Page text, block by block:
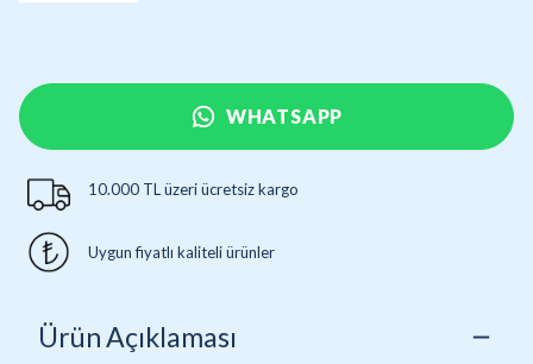
WHATSAPP
10.000 TL üzeri ücretsiz kargo
Uygun fiyatlı kaliteli ürünler
Ürün Açıklaması